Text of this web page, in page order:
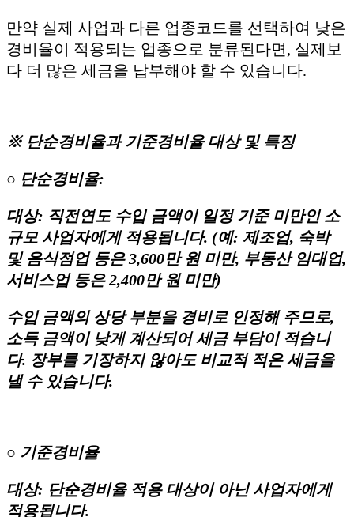
만약 실제 사업과 다른 업종코드를 선택하여 낮은
경비율이 적용되는 업종으로 분류된다면, 실제보
다 더 많은 세금을 납부해야 할 수 있습니다.
※ 단순경비율과 기준경비율 대상 및 특징
○ 단순경비율:
대상: 직전연도 수입 금액이 일정 기준 미만인 소
규모 사업자에게 적용됩니다. (예: 제조업, 숙박
및 음식점업 등은 3,600만 원 미만, 부동산 임대업,
서비스업 등은 2,400만 원 미만)
수입 금액의 상당 부분을 경비로 인정해 주므로,
소득 금액이 낮게 계산되어 세금 부담이 적습니
다. 장부를 기장하지 않아도 비교적 적은 세금을
낼 수 있습니다.
○ 기준경비율
대상: 단순경비율 적용 대상이 아닌 사업자에게
적용됩니다.